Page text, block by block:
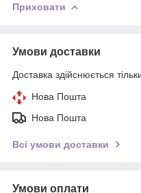
Приховати
Умови доставки
Доставка здійснюється
Нова Пошта
Нова Пошта
Всі умови доставки
Умови оплати